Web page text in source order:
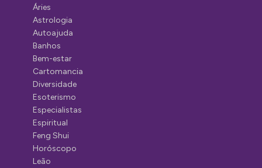
Áries
Astrologia
Autoajuda
Banhos
Bem-estar
Cartomancia
Diversidade
Esoterismo
Especialistas
Espiritual
Feng Shui
Horóscopo
Leão